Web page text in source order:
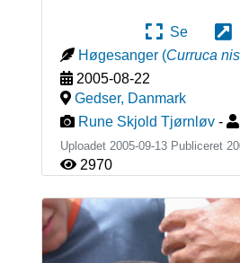
Se
Høgesanger (Curruca
2005-08-22
Gedser, Danmark
Rune Skjold Tjørnløv -
Uploadet 2005-09-13 Publiceret
2970